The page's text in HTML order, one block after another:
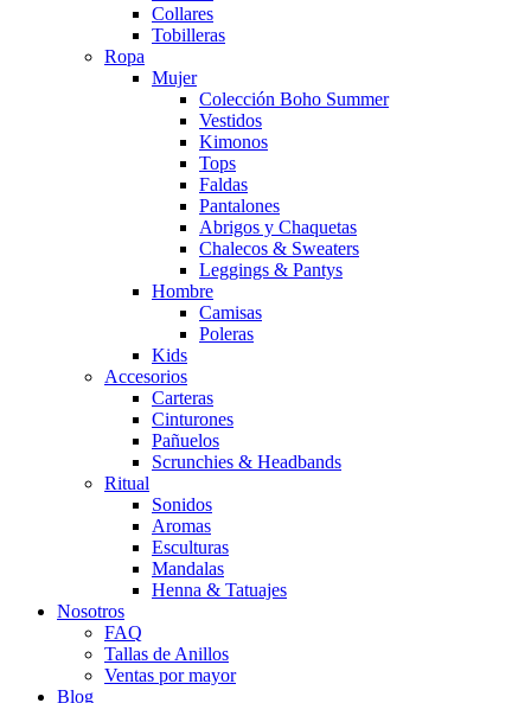
Collares
Tobilleras
Ropa
Mujer
Colección Boho Summer
Vestidos
Kimonos
Tops
Faldas
Pantalones
Abrigos y Chaquetas
Chalecos & Sweaters
Leggings & Pantys
Hombre
Camisas
Poleras
Kids
Accesorios
Carteras
Cinturones
Pañuelos
Scrunchies & Headbands
Ritual
Sonidos
Aromas
Esculturas
Mandalas
Henna & Tatuajes
Nosotros
FAQ
Tallas de Anillos
Ventas por mayor
Blog